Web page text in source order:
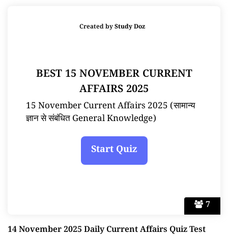
7
Created byStudy Doz
BEST 15 NOVEMBER CURRENT
AFFAIRS 2025
15 November Current Affairs 2025 (सामान्य
ज्ञान से संबंधित General Knowledge)
14 November 2025 Daily Current Affairs Quiz Test